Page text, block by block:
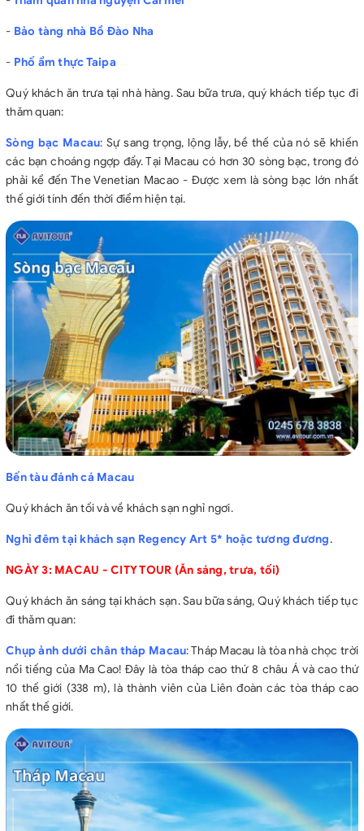
- Bảo tàng nhà Bồ Đào Nha
- Phố ẩm thực Taipa
Quý khách ăn trưa tại nhà hàng. Sau bữa trưa, quý khách tiếp tục đi
thăm quan:
Sòng bạc Macau: Sự sang trọng, lộng lẫy, bề thế của nó sẽ khiến
các bạn choáng ngợp đấy. Tại Macau có hơn 30 sòng bạc, trong đó
phải kể đến The Venetian Macao - Được xem là sòng bạc lớn nhất
thế giới tính đến thời điểm hiện tại.
Bến tàu đánh cá Macau
Quý khách ăn tối và về khách sạn nghỉ ngơi.
Nghỉ đêm tại khách sạn Regency Art 5* hoặc tương đương.
NGÀY 3: MACAU - CITY TOUR (Ăn sáng, trưa, tối)
Quý khách ăn sáng tại khách sạn. Sau bữa sáng, Quý khách tiếp tục
đi thăm quan:
Chụp ảnh dưới chân tháp Macau: Tháp Macau là tòa nhà chọc trời
nổi tiếng của Ma Cao! Đây là tòa tháp cao thứ 8 châu Á và cao thứ
10 thế giới (338 m), là thành viên của Liên đoàn các tòa tháp cao
nhất thế giới.